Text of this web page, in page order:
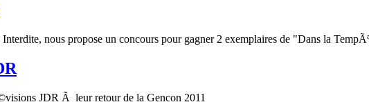
nous propose un concours pour gagner 2 exemplaires de "Dans la
JDR Ã leur retour de la Gencon 2011